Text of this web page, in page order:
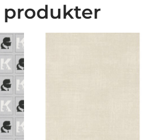
produkter